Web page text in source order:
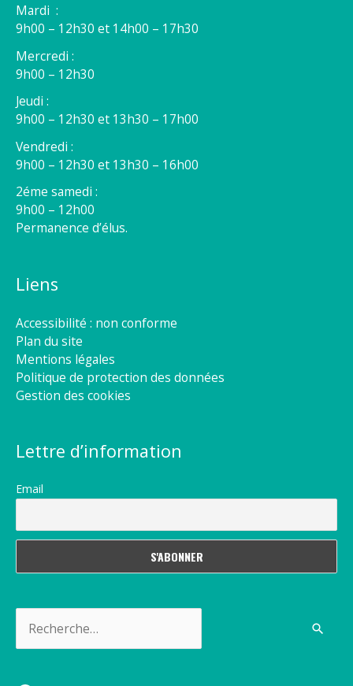
Mardi :
9h00 – 12h30 et 14h00 – 17h30
Mercredi :
9h00 – 12h30
Jeudi :
9h00 – 12h30 et 13h30 – 17h00
Vendredi :
9h00 – 12h30 et 13h30 – 16h00
2éme samedi :
9h00 – 12h00
Permanence d’élus.
Liens
Accessibilité : non conforme
Plan du site
Mentions légales
Politique de protection des données
Gestion des cookies
Lettre d’information
Email